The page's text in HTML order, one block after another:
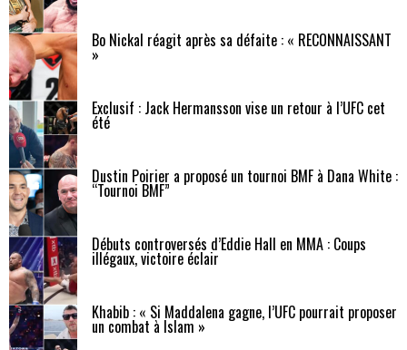
Bo Nickal réagit après sa défaite : « RECONNAISSANT
»
Exclusif : Jack Hermansson vise un retour à l’UFC cet
été
Dustin Poirier a proposé un tournoi BMF à Dana White :
“Tournoi BMF”
Débuts controversés d’Eddie Hall en MMA : Coups
illégaux, victoire éclair
Khabib : « Si Maddalena gagne, l’UFC pourrait proposer
un combat à Islam »